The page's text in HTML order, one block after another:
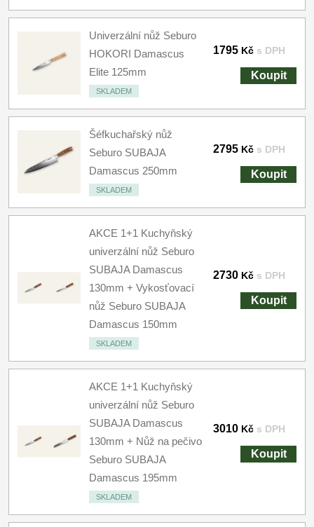
Univerzální nůž Seburo
HOKORI Damascus
Elite 125mm
SKLADEM
1795 Kč s DPH
Koupit
Šéfkuchařský nůž
Seburo SUBAJA
Damascus 250mm
SKLADEM
2795 Kč s DPH
Koupit
AKCE 1+1 Kuchyňský
univerzální nůž Seburo
SUBAJA Damascus
130mm + Vykosťovací
nůž Seburo SUBAJA
Damascus 150mm
SKLADEM
2730 Kč s DPH
Koupit
AKCE 1+1 Kuchyňský
univerzální nůž Seburo
SUBAJA Damascus
130mm + Nůž na pečivo
Seburo SUBAJA
Damascus 195mm
SKLADEM
3010 Kč s DPH
Koupit